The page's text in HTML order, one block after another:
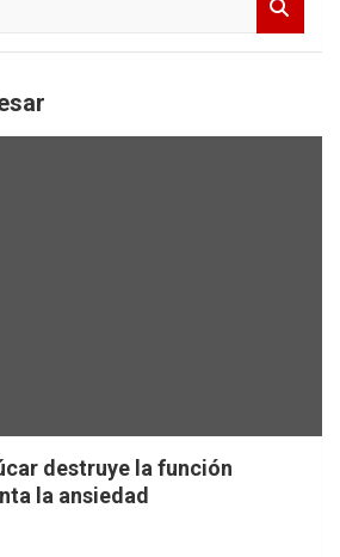
destruye la función
la ansiedad